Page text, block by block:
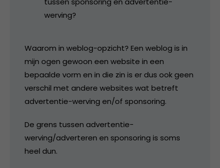
werving?
Waarom in weblog-opzicht? Een weblog is in
mijn ogen gewoon een website in een
bepaalde vorm en in die zin is er dus ook geen
verschil met andere websites wat betreft
advertentie-werving en/of sponsoring.
De grens tussen advertentie-
werving/adverteren en sponsoring is soms
heel dun.